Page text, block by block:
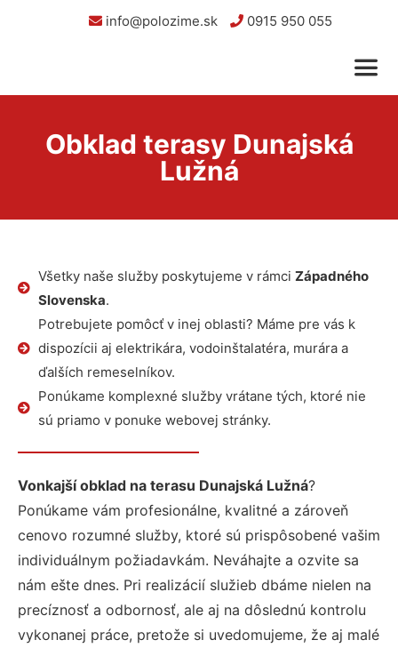
info@polozime.sk 0915 950 055
Obklad terasy Dunajská
Lužná
Všetky naše služby poskytujeme v rámci Západného
Slovenska.
Potrebujete pomôcť v inej oblasti? Máme pre vás k
dispozícii aj elektrikára, vodoinštalatéra, murára a
ďalších remeselníkov.
Ponúkame komplexné služby vrátane tých, ktoré nie
sú priamo v ponuke webovej stránky.
Vonkajší obklad na terasu Dunajská Lužná?
Ponúkame vám profesionálne, kvalitné a zároveň
cenovo rozumné služby, ktoré sú prispôsobené vašim
individuálnym požiadavkám. Neváhajte a ozvite sa
nám ešte dnes. Pri realizácií služieb dbáme nielen na
precíznosť a odbornosť, ale aj na dôslednú kontrolu
vykonanej práce, pretože si uvedomujeme, že aj malé